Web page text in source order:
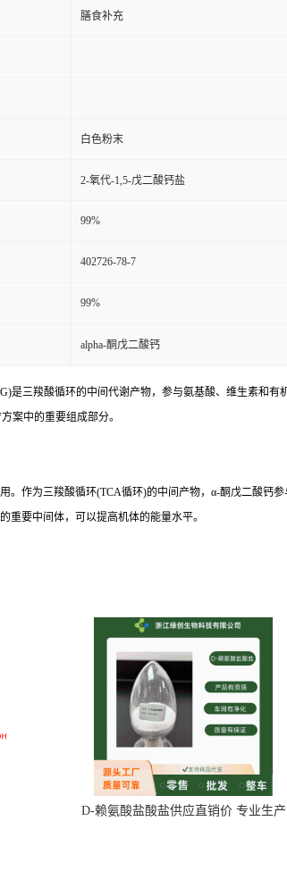
膳食补充
白色粉末
2-氧代-1,5-戊二酸钙盐
99%
402726-78-7
99%
alpha-酮戊二酸钙
是三羧酸循环的中间代谢产物，参与氨基酸、维生素
案中的重要组成部分。
。作为三羧酸循环(TCA循环)的中间产物，α-酮戊二酸钙
重要中间体，可以提高机体的能量水平。
D-赖氨酸盐酸盐供应直销价 专业生产